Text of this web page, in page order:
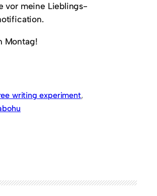
vor meine Lieblings-
Montag!
writing experiment ,